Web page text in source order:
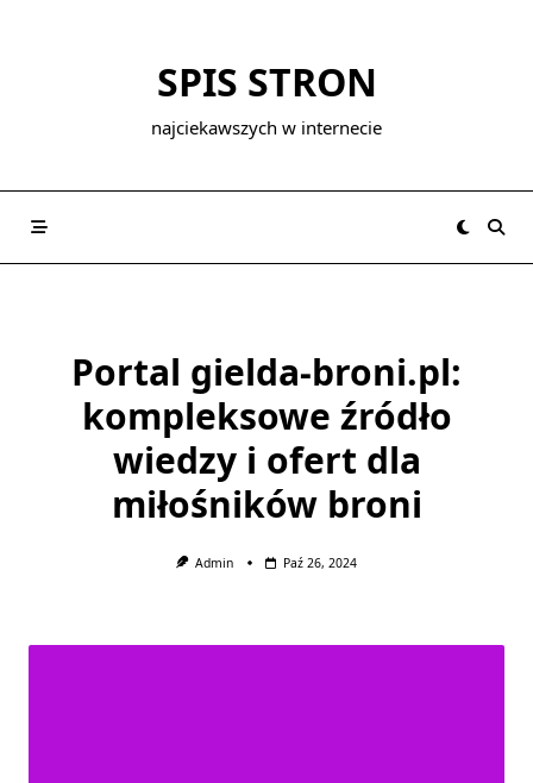
SPIS STRON
najciekawszych w internecie
Portal gielda-broni.pl:
kompleksowe źródło
wiedzy i ofert dla
miłośników broni
Admin Paź 26, 2024